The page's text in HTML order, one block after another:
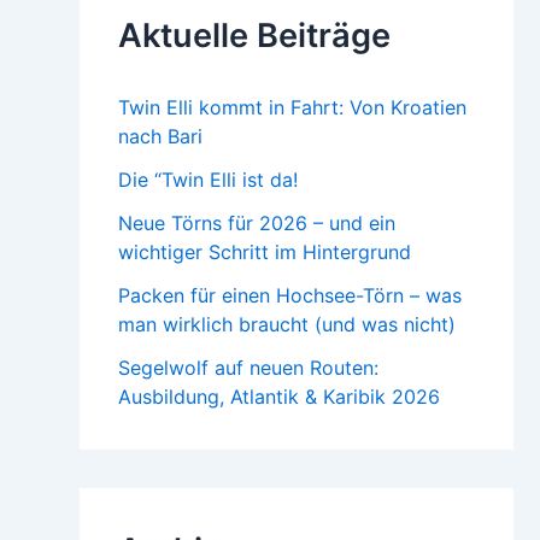
a
c
:
Aktuelle Beiträge
Twin Elli kommt in Fahrt: Von Kroatien
nach Bari
Die “Twin Elli ist da!
Neue Törns für 2026 – und ein
wichtiger Schritt im Hintergrund
Packen für einen Hochsee-Törn – was
man wirklich braucht (und was nicht)
Segelwolf auf neuen Routen:
Ausbildung, Atlantik & Karibik 2026